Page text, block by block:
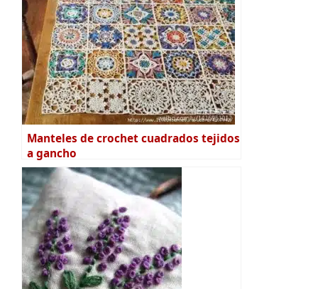
Manteles de crochet cuadrados tejidos
a gancho